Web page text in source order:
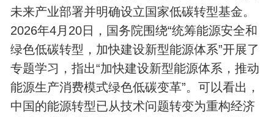
未来产业部署并明确设立国家低碳转型基金。
2026年4月20日，国务院围绕“统筹能源安全和
绿色低碳转型，加快建设新型能源体系”开展了
专题学习，指出“加快建设新型能源体系，推动
能源生产消费模式绿色低碳变革”。可以看出，
中国的能源转型已从技术问题转变为重构经济